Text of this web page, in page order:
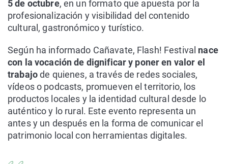
5 de octubre, en un formato que apuesta por la
profesionalización y visibilidad del contenido
cultural, gastronómico y turístico.
Según ha informado Cañavate, Flash! Festival nace
con la vocación de dignificar y poner en valor el
trabajode quienes, a través de redes sociales,
vídeos o podcasts, promueven el territorio, los
productos locales y la identidad cultural desde lo
auténtico y lo rural. Este evento representa un
antes y un después en la forma de comunicar el
patrimonio local con herramientas digitales.